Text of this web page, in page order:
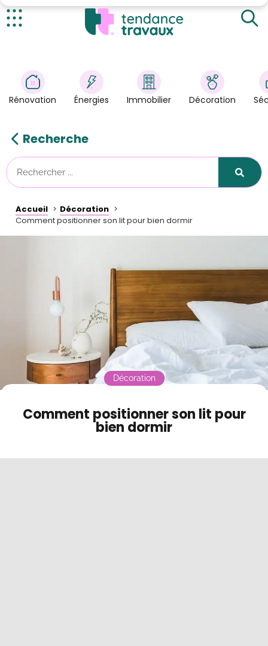
Énergies
Immobilier
Astuces/DIY
Tendance Travaux
Kit partenaire
Mode sombre
Rénovation Énergies Immobilier Décoration
Recherche
Accueil
Décoration
Comment positionner son lit pour bien dormir
Orienter son lit : ce qu'il faut savoir
Comment positionner son lit ?
Bien choisir son lit
Comment positionner son lit pour
bien dormir
Décoration